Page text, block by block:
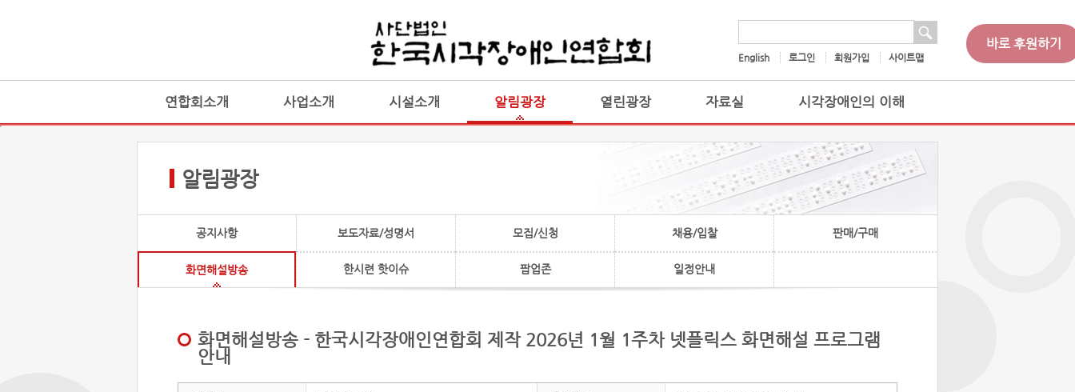
English 로그인 회원가입 사이트맵
바로 후원하기
연합회소개 사업소개 시설소개 알림광장 열린광장 자료실 시각장애인의 이해
알림광장
공지사항 보도자료/성명서 모집/신청 채용/입찰 판매/구매
화면해설방송 한시련 핫이슈 팝업존 일정안내
화면해설방송 - 한국시각장애인연합회 제작 2026년 1월 1주차 넷플릭스 화면해설 프로그램
안내